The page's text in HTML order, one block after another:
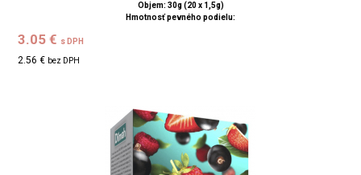
Objem: 30g (20 x 1,5g)
Hmotnosť pevného podielu:
3.05 € s DPH
2.56 € bez DPH